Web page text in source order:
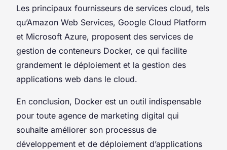
Les principaux fournisseurs de services cloud, tels
qu’Amazon Web Services, Google Cloud Platform
et Microsoft Azure, proposent des services de
gestion de conteneurs Docker, ce qui facilite
grandement le déploiement et la gestion des
applications web dans le cloud.
En conclusion, Docker est un outil indispensable
pour toute agence de marketing digital qui
souhaite améliorer son processus de
développement et de déploiement d’applications